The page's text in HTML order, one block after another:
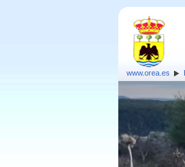
www.orea.es